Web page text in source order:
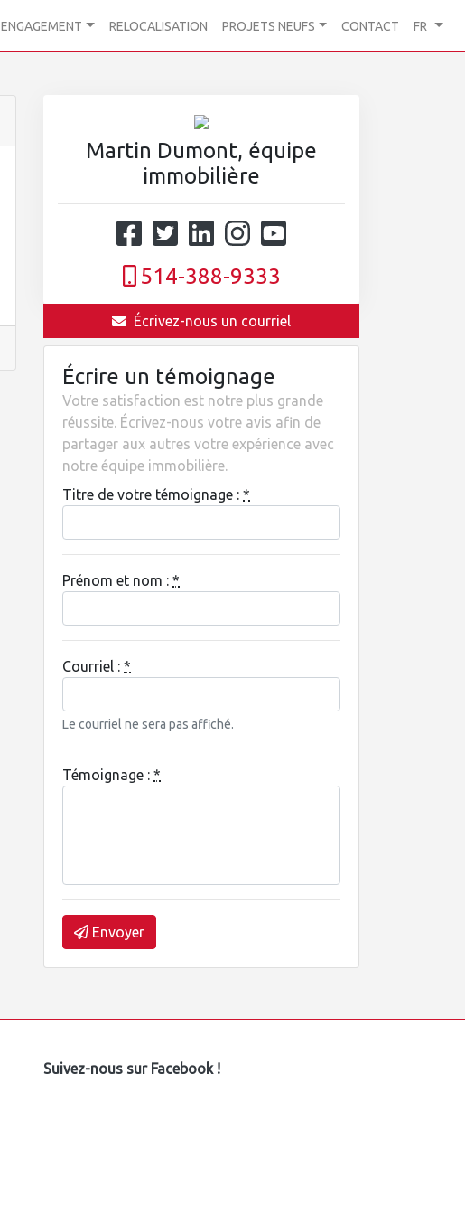
ENGAGEMENT RELOCALISATION PROJETS NEUFS CONTACT FR
Martin Dumont, équipe
immobilière
514-388-9333
Écrivez-nous un courriel
Écrire un témoignage
Votre satisfaction est notre plus grande
réussite. Écrivez-nous votre avis afin de
partager aux autres votre expérience avec
notre équipe immobilière.
Titre de votre témoignage : *
Prénom et nom : *
Courriel : *
Le courriel ne sera pas affiché.
Témoignage : *
Envoyer
Suivez-nous sur Facebook !